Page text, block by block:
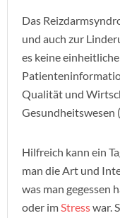
Das
und auch zur
es keine
Qualität und
Hilfreich kann ein
man die Art und
was man gegessen
oder imStresswar.